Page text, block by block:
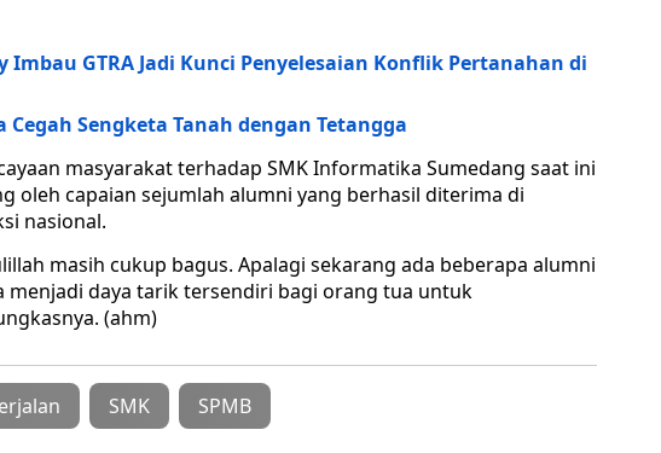
Imbau GTRA Jadi Kunci Penyelesaian Konflik Pertanahan di
Cegah Sengketa Tanah dengan Tetangga
masyarakat terhadap SMK Informatika Sumedang saat ini
oleh capaian sejumlah alumni yang berhasil diterima di
nasional.
masih cukup bagus. Apalagi sekarang ada beberapa alumni
menjadi daya tarik tersendiri bagi orang tua untuk
(ahm)
SMK SPMB